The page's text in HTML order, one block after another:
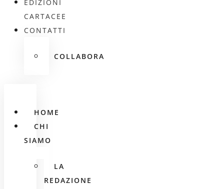
EDIZIONI
CARTACEE
CONTATTI
COLLABORA
HOME
CHI
SIAMO
LA
REDAZIONE